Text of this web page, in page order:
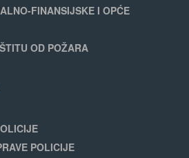
FINANSIJSKE I OPĆE
OD POŽARA
POLICIJE